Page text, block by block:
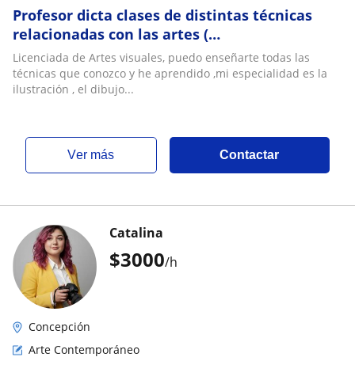
Profesor dicta clases de distintas técnicas
relacionadas con las artes (
dibujo,óleo,escultura)
Licenciada de Artes visuales, puedo enseñarte todas las
técnicas que conozco y he aprendido ,mi especialidad es la
ilustración , el dibujo...
ver más Contactar
$3000/h
Catalina
Concepción
Arte Contemporáneo